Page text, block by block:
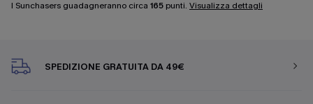
I Sunchasers guadagneranno circa 165 punti. Visualizza dettagli
SPEDIZIONE GRATUITA DA 49€